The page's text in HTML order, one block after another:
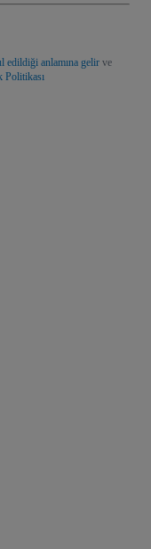
edildiği anlamına gelir ve